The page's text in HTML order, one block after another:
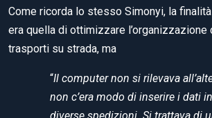
Come ricorda lo stesso Simonyi, la
era quella di ottimizzare
trasporti su strada, ma
“Il computer non si rilevava
non c’era modo di inserire i dati
diverse spedizioni. Si trattava di